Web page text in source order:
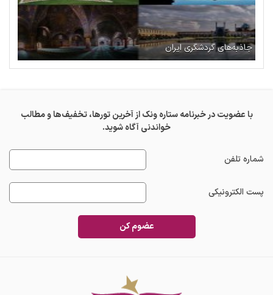
جاذبه‌های گردشگری ایران
با عضویت در خبرنامه ستاره ونک از آخرین تورها، تخفیف‌ها و مطالب
خواندنی آگاه شوید.
شماره تلفن
پست الکترونیکی
عضوم کن